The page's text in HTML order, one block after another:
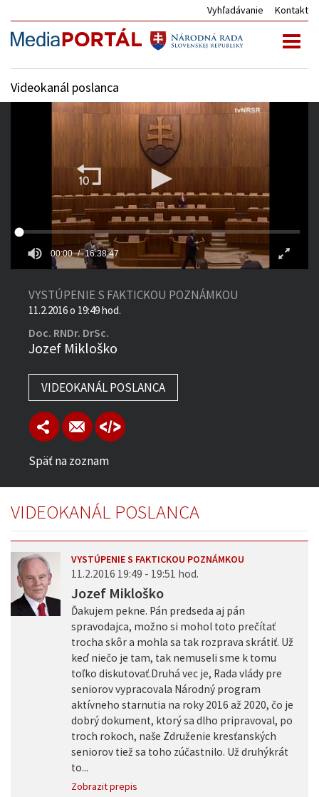
Vyhľadávanie Kontakt
Videokanál poslanca
00:00 16:38:47
VYSTÚPENIE S FAKTICKOU POZNÁMKOU
11.2.2016 o 19:49 hod.
Doc. RNDr. DrSc.
Jozef Mikloško
VIDEOKANÁL POSLANCA
Späť na zoznam
VIDEOKANÁL POSLANCA
VYSTÚPENIE S FAKTICKOU POZNÁMKOU
11.2.2016 19:49 - 19:51 hod.
Jozef Mikloško
Ďakujem pekne. Pán predseda aj pán
spravodajca, možno si mohol toto prečítať
trocha skôr a mohla sa tak rozprava skrátiť. Už
keď niečo je tam, tak nemuseli sme k tomu
toľko diskutovať.Druhá vec je, Rada vlády pre
seniorov vypracovala Národný program
aktívneho starnutia na roky 2016 až 2020, čo je
dobrý dokument, ktorý sa dlho pripravoval, po
troch rokoch, naše Združenie kresťanských
seniorov tiež sa toho zúčastnilo. Už druhýkrát
to...
Zobrazit prepis